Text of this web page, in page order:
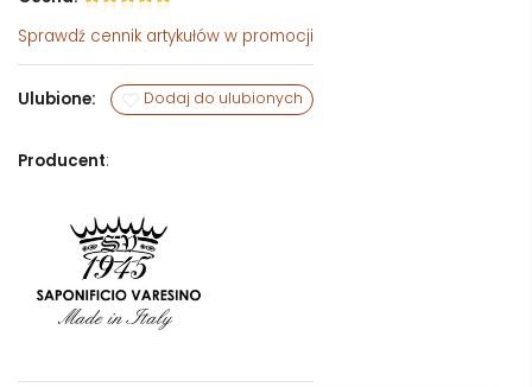
Sprawdź cennik artykułów w promocji
Ulubione: Dodaj do ulubionych
Producent: